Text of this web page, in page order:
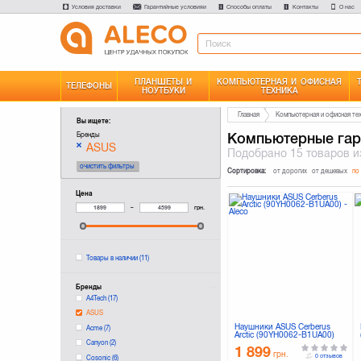
Условия доставки Гарантийные условияи Способы оплаты Контакты О нас
ТЕЛЕФОНЫ
ПЛАНШЕТЫ И
НОУТБУКИ
КОМПЬЮТЕРНАЯ И ОФИСНАЯ
ТЕХНИКА
Вы ищете:
Бренды
ASUS
очистить фильтры
Цена
– грн.
Товары в наличии(11)
Бренды
A4Tech(17)
ASUS
Acme(7)
Canyon(2)
Cosonic(6)
Главная Компьютерная и офисная
Компьютерные
Подобрано 15 товаров
Сортировка: от дорогих от дешевых по
Наушники ASUS Cerberus
Arctic (90YH0062-B1UA00)
1 899 грн. 0 отзывов